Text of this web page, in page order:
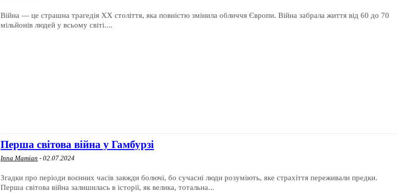
Війна — це страшна трагедія XX століття, яка повністю змінила обличчя Європи. Війна забрала життя від 60 до 70
мільйонів людей у всьому світі....
Перша світова війна у Гамбурзі
Inna Mamian - 02.07.2024
Згадки про періоди воєнних часів завжди болючі, бо сучасні люди розуміють, яке страхіття переживали предки.
Перша світова війна залишилась в історії, як велика, тотальна...